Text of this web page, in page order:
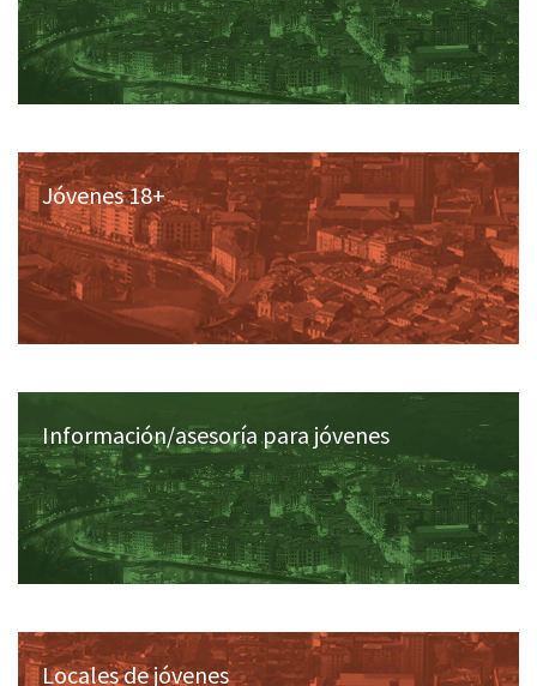
Jóvenes 18+
Información/asesoría para jóvenes
Locales de jóvenes